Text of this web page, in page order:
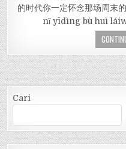
的时代你一定怀念那场周末
nǐ yīdìng bù huì
Cari